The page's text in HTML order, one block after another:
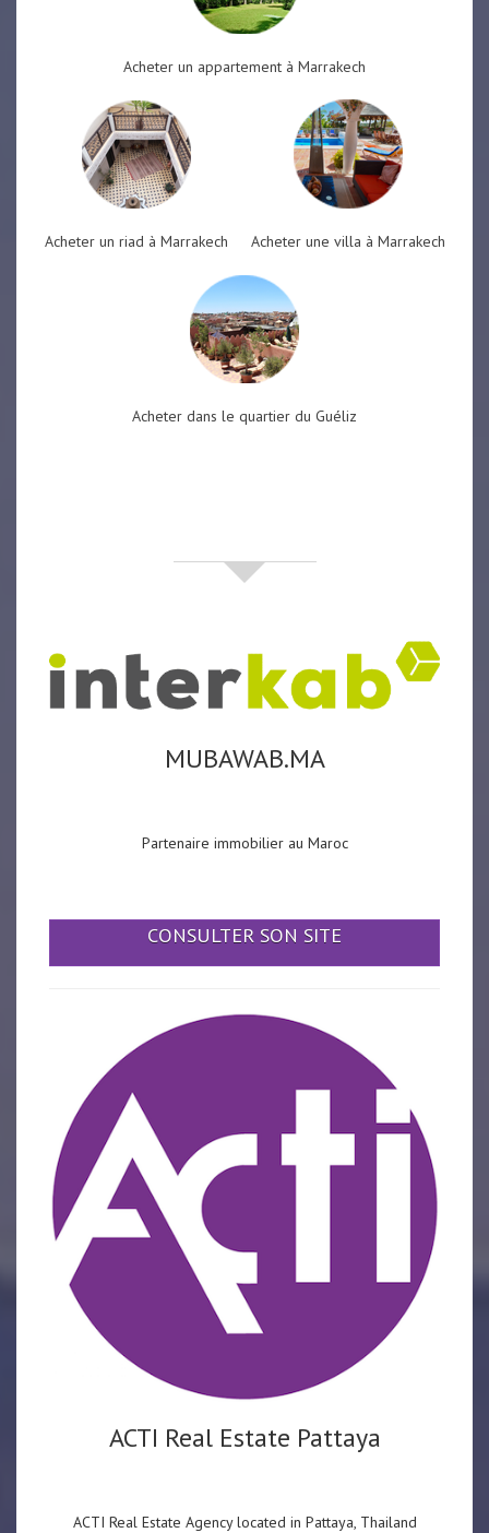
Acheter un appartement à Marrakech
Acheter un riad à Marrakech Acheter une villa à Marrakech
Acheter dans le quartier du Guéliz
MUBAWAB.MA
Partenaire immobilier au Maroc
CONSULTER SON SITE
ACTI Real Estate Pattaya
ACTI Real Estate Agency located in Pattaya, Thailand